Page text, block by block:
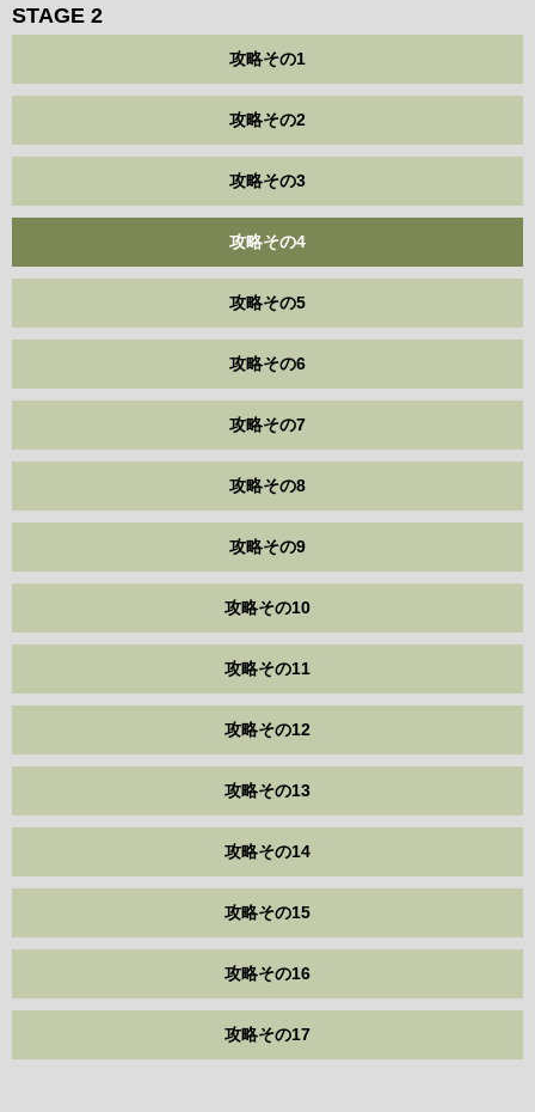
STAGE 2
攻略その1
攻略その2
攻略その3
攻略その4
攻略その5
攻略その6
攻略その7
攻略その8
攻略その9
攻略その10
攻略その11
攻略その12
攻略その13
攻略その14
攻略その15
攻略その16
攻略その17